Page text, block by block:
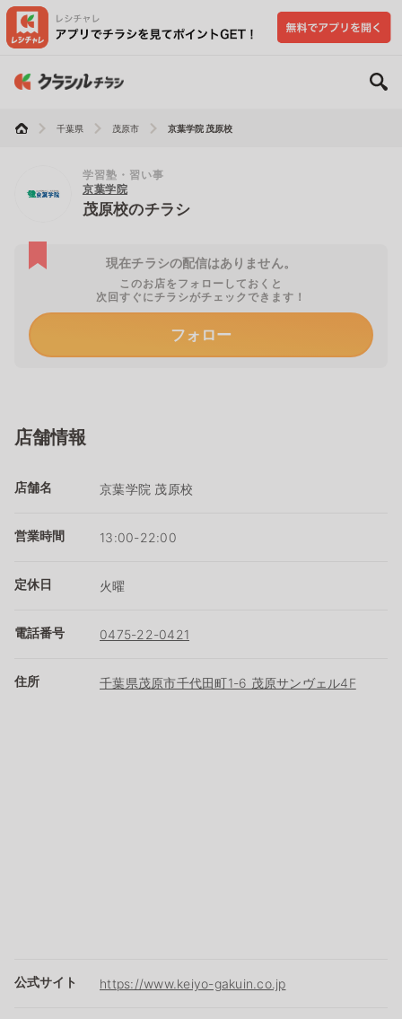
千葉県 茂原市 京葉学院 茂原校
学習塾・習い事
京葉学院
茂原校のチラシ
現在チラシの配信はありません。
このお店をフォローしておくと
次回すぐにチラシがチェックできます！
フォロー
店舗情報
店舗名 京葉学院 茂原校
営業時間 13:00-22:00
定休日 火曜
電話番号 0475-22-0421
住所 千葉県茂原市千代田町1-6 茂原サンヴェル4F
公式サイト https://www.keiyo-gakuin.co.jp